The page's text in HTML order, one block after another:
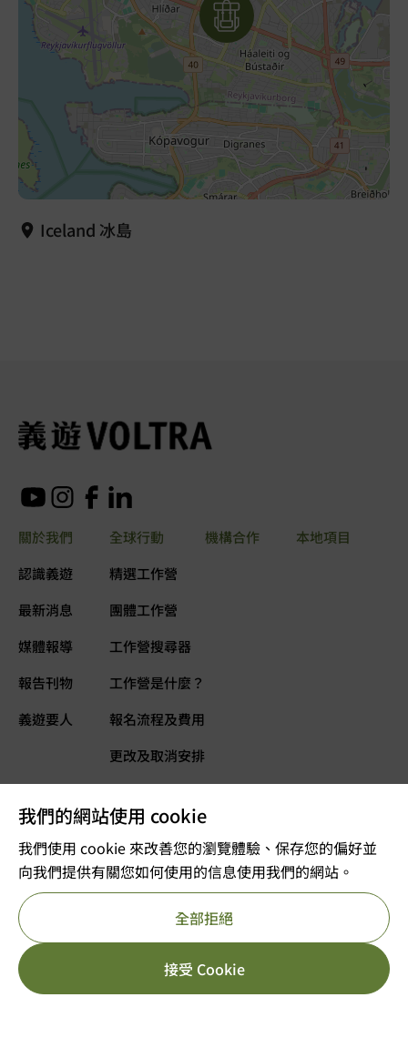
我們的網站使用 cookie
我們使用 cookie 來改善您的瀏覽體驗、保存您的偏好並
向我們提供有關您如何使用的信息使用我們的網站。
接受 Cookie
全部拒絕
HK$ 立即報名
Iceland 冰島
關於我們
認識義遊
最新消息
媒體報導
報告刊物
義遊要人
全球行動
精選工作營
團體工作營
工作營搜尋器
工作營是什麼？
報名流程及費用
更改及取消安排
本地項目
義遊網誌
機構合作
立即捐款
©2025 版權屬VOLTRA義遊所有
註冊及編號：公司註冊 53610456獲豁免繳稅的慈善團體
參考編號 : 91/11726